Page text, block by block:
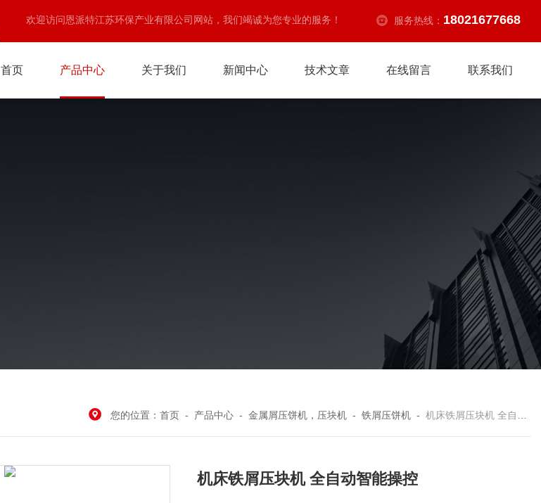
欢迎访问恩派特江苏环保产业有限公司网站，我们竭诚为您专业的服务！ 服务热线： 18021677668
首页 产品中心 关于我们 新闻中心 技术文章 在线留言 联系我们
您的位置：首页 - 产品中心 -金属屑压饼机，压块机 -铁屑压饼机 -机床铁屑压块机 全自动智能操控
机床铁屑压块机 全自动智能操控